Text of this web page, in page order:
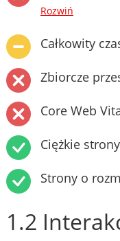
Rozwiń
Całkowity
Zbiorcze
Core Web
Ciężkie strony
Strony o
1.2